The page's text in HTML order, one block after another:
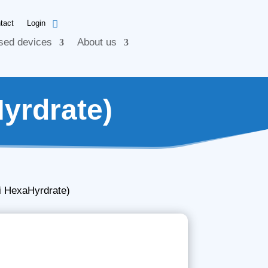
Login
devices About us
HexaHyrdrate)